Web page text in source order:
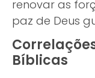
renovar as
paz de Deus
Bíblicas